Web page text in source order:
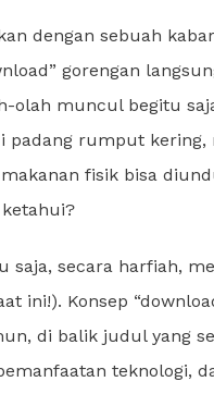
dengan sebuah
gorengan
olah muncul begitu
padang rumput
fisik bisa
saja, secara harfiah,
ini!). Konsep
di balik judul yang
teknologi,